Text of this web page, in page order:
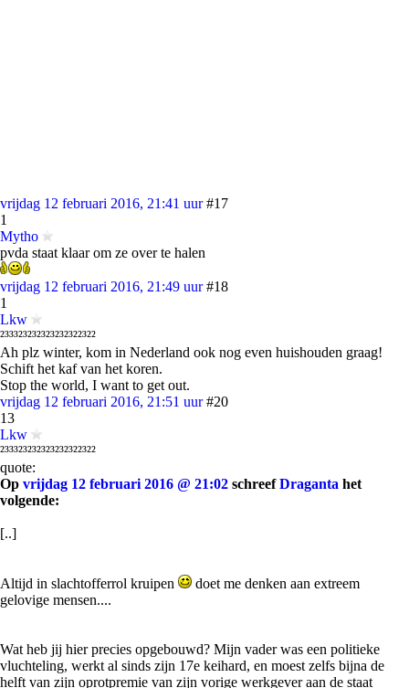
vrijdag 12 februari 2016, 21:41 uur #17
1
Mytho
pvda staat klaar om ze over te halen
vrijdag 12 februari 2016, 21:49 uur #18
1
Lkw
²³³³²³²³²³²³²³²³²²³²²
Ah plz winter, kom in Nederland ook nog even huishouden graag!
Schift het kaf van het koren.
Stop the world, I want to get out.
vrijdag 12 februari 2016, 21:51 uur #20
13
Lkw
²³³³²³²³²³²³²³²³²²³²²
quote:
Op vrijdag 12 februari 2016 @ 21:02 schreefDraganta het
volgende:
[..]
Altijd in slachtofferrol kruipen
doet me denken aan extreem
gelovige mensen....
Wat heb jij hier precies opgebouwd? Mijn vader was een politieke
vluchteling, werkt al sinds zijn 17e keihard, en moest zelfs bijna de
helft van zijn oprotpremie van zijn vorige werkgever aan de staat